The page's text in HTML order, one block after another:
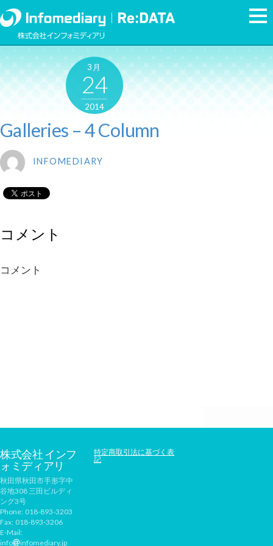
3月
24
2014
Galleries – 4 Column
INFOMEDIARY
コメント
コメント
株式会社 インフ
ォミディアリ
秋田県秋田市手形字中
谷地308 三田ビルディ
ング3号
Phone: 018-893-3203
Fax: 018-893-3206
E-Mail:
info
infomediary.jp
特定商取引法に基づく表
記